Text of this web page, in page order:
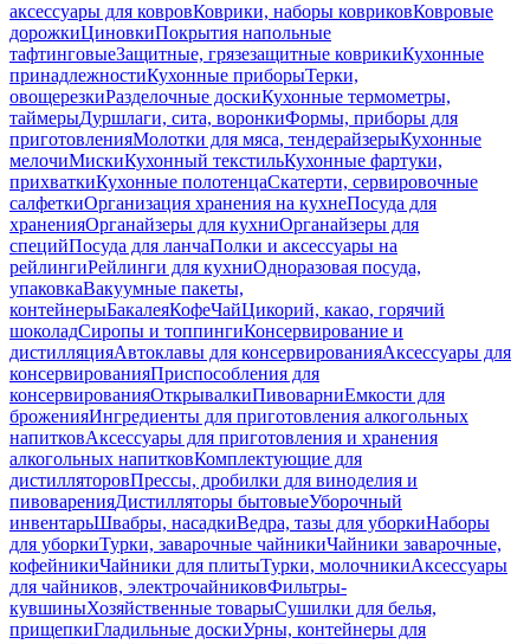
аксессуары для ковровКоврики, наборы ковриковКовровые
дорожкиЦиновкиПокрытия напольные
тафтинговыеЗащитные, грязезащитные коврикиКухонные
принадлежностиКухонные приборыТерки,
овощерезкиРазделочные доскиКухонные термометры,
таймерыДуршлаги, сита, воронкиФормы, приборы для
приготовленияМолотки для мяса, тендерайзерыКухонные
мелочиМискиКухонный текстильКухонные фартуки,
прихваткиКухонные полотенцаСкатерти, сервировочные
салфеткиОрганизация хранения на кухнеПосуда для
храненияОрганайзеры для кухниОрганайзеры для
специйПосуда для ланчаПолки и аксессуары на
рейлингиРейлинги для кухниОдноразовая посуда,
упаковкаВакуумные пакеты,
контейнерыБакалеяКофеЧайЦикорий, какао, горячий
шоколадСиропы и топпингиКонсервирование и
дистилляцияАвтоклавы для консервированияАксессуары для
консервированияПриспособления для
консервированияОткрывалкиПивоварниЕмкости для
броженияИнгредиенты для приготовления алкогольных
напитковАксессуары для приготовления и хранения
алкогольных напитковКомплектующие для
дистилляторовПрессы, дробилки для виноделия и
пивоваренияДистилляторы бытовыеУборочный
инвентарьШвабры, насадкиВедра, тазы для уборкиНаборы
для уборкиТурки, заварочные чайникиЧайники заварочные,
кофейникиЧайники для плитыТурки, молочникиАксессуары
для чайников, электрочайниковФильтры-
кувшиныХозяйственные товарыСушилки для белья,
прищепкиГладильные доскиУрны, контейнеры для